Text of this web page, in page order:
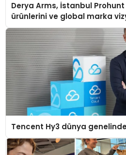
Derya Arms, İstanbul Prohunt
ürünlerini ve global marka
Tencent Hy3 dünya